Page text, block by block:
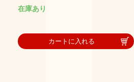
在庫あり
カートに入れる